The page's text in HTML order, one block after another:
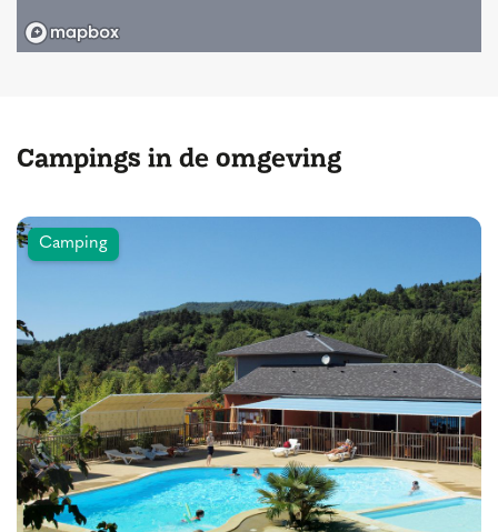
Campings in de omgeving
Camping